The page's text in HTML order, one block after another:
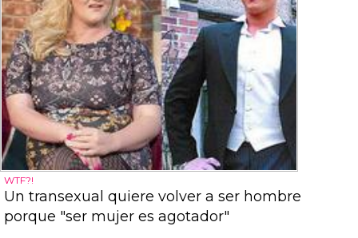
WTF?!
Un transexual quiere volver a ser hombre
porque "ser mujer es agotador"